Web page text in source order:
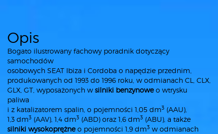
Opis
Bogato ilustrowany fachowy poradnik dotyczący
samochodów
osobowych SEAT Ibiza i Cordoba o napędzie przednim,
produkowanych od 1993 do 1996 roku, w odmianach CL, CLX,
GLX, GT, wyposażonych w silniki benzynoweo wtrysku
paliwa
i z katalizatorem spalin, o pojemności 1,05 dm3 (AAU),
1,3 dm3 (AAV), 1,4 dm3 (ABD) oraz 1,6 dm3 (ABU), a także
silniki wysokoprężneo pojemności 1,9 dm3 w odmianach